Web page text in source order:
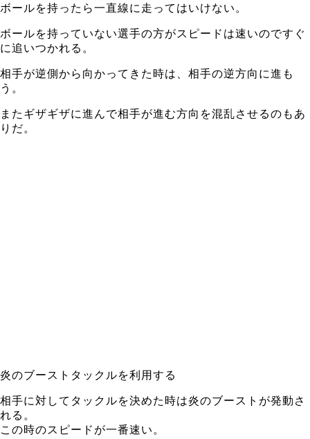
ボールを持ったら一直線に走ってはいけない。
ボールを持っていない選手の方がスピードは速いのですぐ
に追いつかれる。
相手が逆側から向かってきた時は、相手の逆方向に進も
う。
またギザギザに進んで相手が進む方向を混乱させるのもあ
りだ。
炎のブーストタックルを利用する
相手に対してタックルを決めた時は炎のブーストが発動さ
れる。
この時のスピードが一番速い。